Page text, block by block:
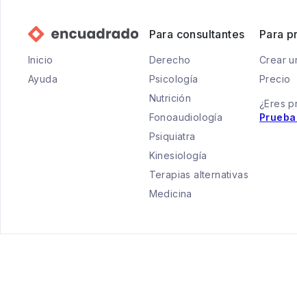
Inicio
Ayuda
Para consultantes
Derecho
Psicología
Nutrición
Fonoaudiología
Psiquiatra
Kinesiología
Terapias alternativas
Medicina
Para
Crear
Precio
¿Eres